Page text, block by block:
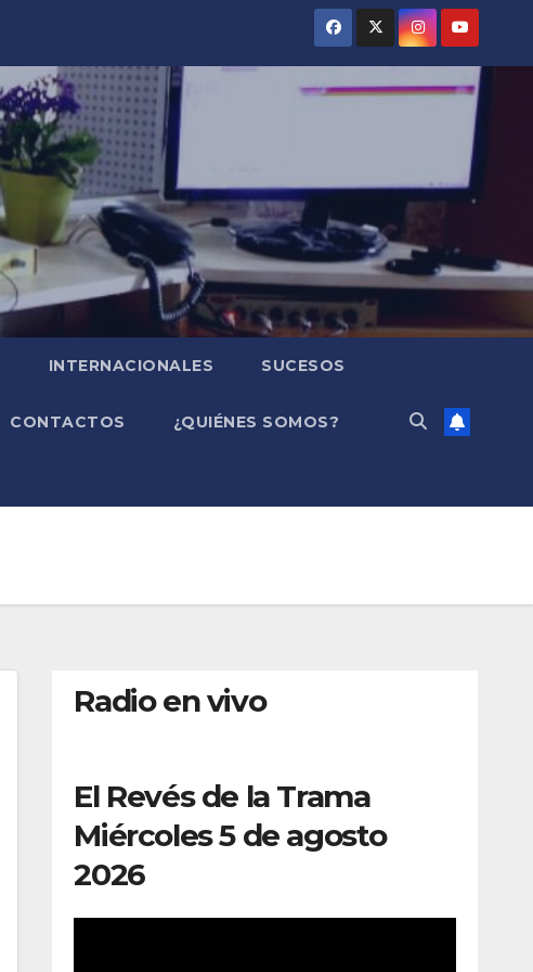
INTERNACIONALES SUCESOS
CONTACTOS ¿QUIÉNES SOMOS?
Radio en vivo
El Revés de la Trama
Miércoles 5 de agosto
2026